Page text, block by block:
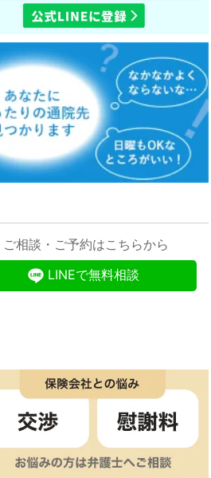
ご相談・ご予約はこちらから
LINEで無料相談